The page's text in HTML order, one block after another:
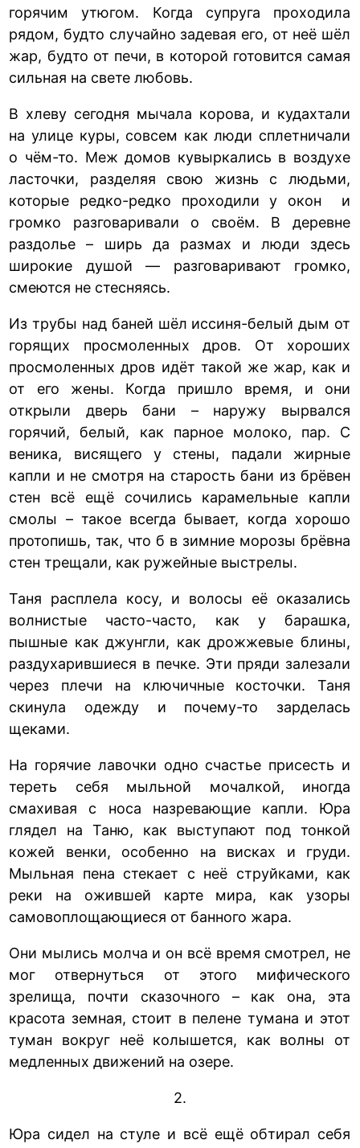
горячим утюгом. Когда супруга проходила
рядом, будто случайно задевая его, от неё шёл
жар, будто от печи, в которой готовится самая
сильная на свете любовь.
В хлеву сегодня мычала корова, и кудахтали
на улице куры, совсем как люди сплетничали
о чём-то. Меж домов кувыркались в воздухе
ласточки, разделяя свою жизнь с людьми,
которые редко-редко проходили у окон и
громко разговаривали о своём. В деревне
раздолье – ширь да размах и люди здесь
широкие душой — разговаривают громко,
смеются не стесняясь.
Из трубы над баней шёл иссиня-белый дым от
горящих просмоленных дров. От хороших
просмоленных дров идёт такой же жар, как и
от его жены. Когда пришло время, и они
открыли дверь бани – наружу вырвался
горячий, белый, как парное молоко, пар. С
веника, висящего у стены, падали жирные
капли и не смотря на старость бани из брёвен
стен всё ещё сочились карамельные капли
смолы – такое всегда бывает, когда хорошо
протопишь, так, что б в зимние морозы брёвна
стен трещали, как ружейные выстрелы.
Таня расплела косу, и волосы её оказались
волнистые часто-часто, как у барашка,
пышные как джунгли, как дрожжевые блины,
раздухарившиеся в печке. Эти пряди залезали
через плечи на ключичные косточки. Таня
скинула одежду и почему-то зарделась
щеками.
На горячие лавочки одно счастье присесть и
тереть себя мыльной мочалкой, иногда
смахивая с носа назревающие капли. Юра
глядел на Таню, как выступают под тонкой
кожей венки, особенно на висках и груди.
Мыльная пена стекает с неё струйками, как
реки на ожившей карте мира, как узоры
самовоплощающиеся от банного жара.
Они мылись молча и он всё время смотрел, не
мог отвернуться от этого мифического
зрелища, почти сказочного – как она, эта
красота земная, стоит в пелене тумана и этот
туман вокруг неё колышется, как волны от
медленных движений на озере.
2.
Юра сидел на стуле и всё ещё обтирал себя